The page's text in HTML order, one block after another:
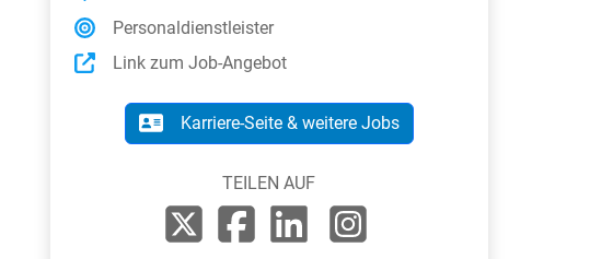
Personaldienstleister
Link zum Job-Angebot
Karriere-Seite & weitere Jobs
TEILEN AUF